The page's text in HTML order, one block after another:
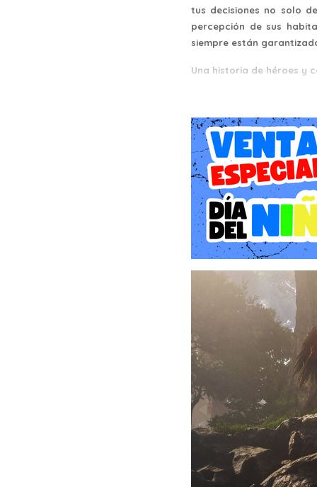
tus decisiones no solo
percepción de sus
siempre están
Una historia de héroes y
característico y, por
senderos predecibles;
decidir si tus actos te
cuestionables,
aldeano y región.
La historia de Fable
clásicos Hobbes,
identidad. El juego te
convertirte en
labrarte una reputación
Gameplay: Libertad total
El sistema de juego
que permite integrar
personalización de tu
cada elemento
Combate dinámico:
La agilidad en los
Decisiones con impacto
aldeanos y cómo